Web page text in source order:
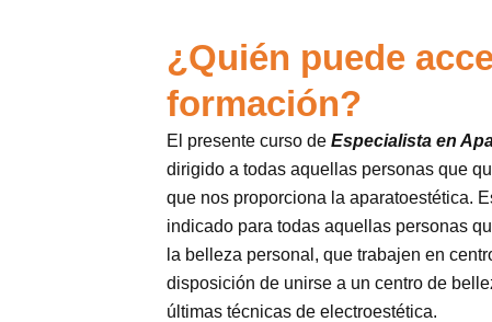
¿Quién puede
formación?
El presente curso deEspecialista en
dirigido a todas aquellas personas que
que nos proporciona la aparatoestética.
indicado para todas aquellas personas
la belleza personal, que trabajen en
disposición de unirse a un centro de
últimas técnicas de electroestética.